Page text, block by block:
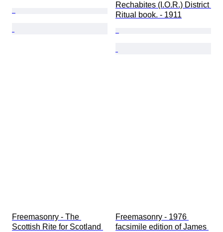
Rechabites (I.O.R.) District
Ritual book. - 1911
Freemasonry - The
Scottish Rite for Scotland
Freemasonry - 1976
facsimile edition of James